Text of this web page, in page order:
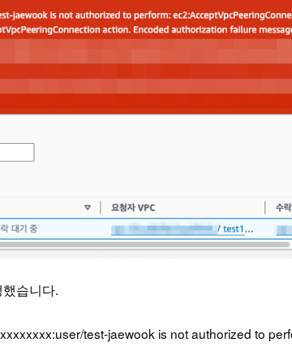
습니다.
test-jaewook is not authorized to